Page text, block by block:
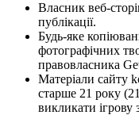
Власник веб-
публікації.
Будь-яке
фотографічних
правовласника
Матеріали сайту
старше 21 року
викликати ігрову